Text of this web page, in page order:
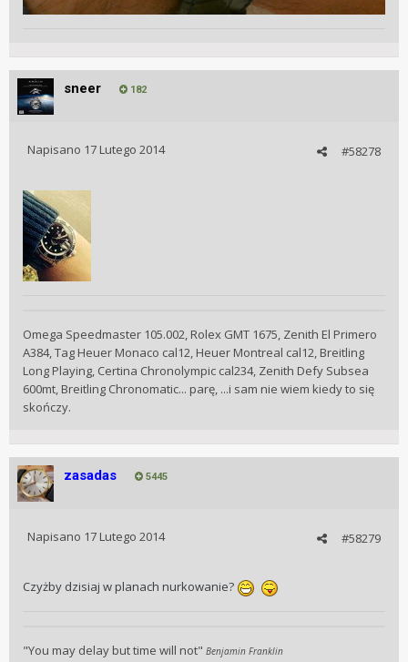
sneer 182
#58278
Napisano 17 Lutego 2014
Omega Speedmaster 105.002, Rolex GMT 1675, Zenith El Primero
A384, Tag Heuer Monaco cal12, Heuer Montreal cal12, Breitling
Long Playing, Certina Chronolympic cal234, Zenith Defy Subsea
600mt, Breitling Chronomatic... parę, ...i sam nie wiem kiedy to się
skończy.
zasadas 5445
#58279
Napisano 17 Lutego 2014
Czyżby dzisiaj w planach nurkowanie?
"You may delay but time will not" Benjamin Franklin